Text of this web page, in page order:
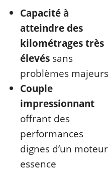
Capacité à
atteindre des
kilométrages très
élevés sans
problèmes majeurs
Couple
impressionnant
offrant des
performances
dignes d’un moteur
essence